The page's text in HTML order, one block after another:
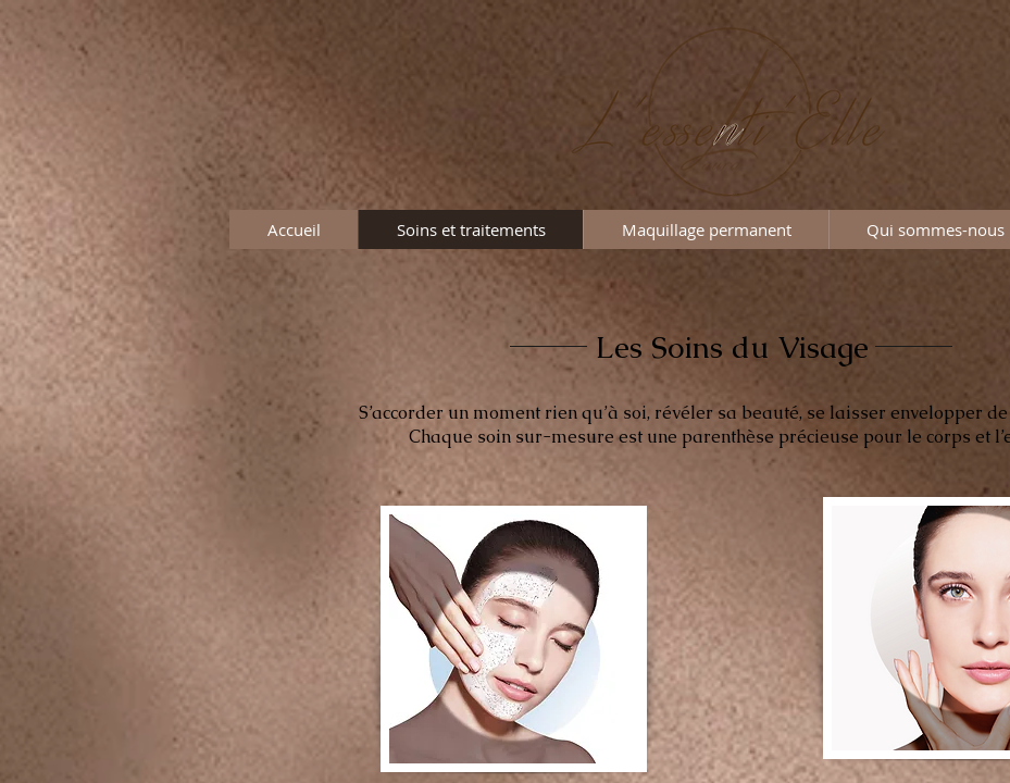
Accueil Soins et traitements Maquillage permanent Qui sommes-nous
Les Soins du Visage
S’accorder un moment rien qu’à soi, révéler sa beauté, se laisser envelopper
Chaque soin sur-mesure est une parenthèse précieuse pour le corps et